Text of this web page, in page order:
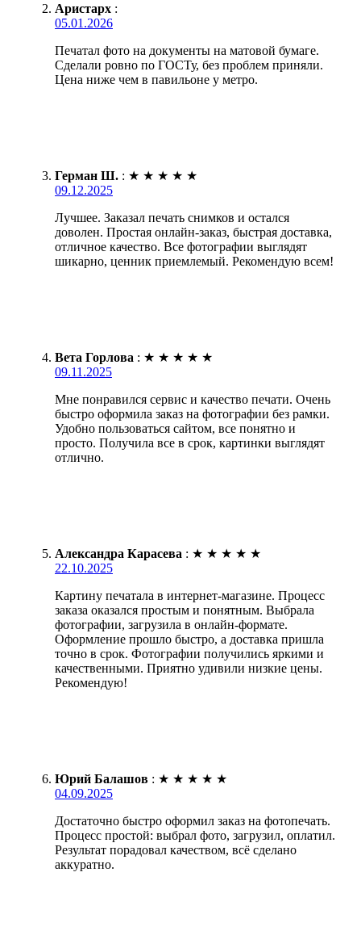
Аристарх :
05.01.2026
Печатал фото на документы на матовой бумаге.
Сделали ровно по ГОСТу, без проблем приняли.
Цена ниже чем в павильоне у метро.
Герман Ш. : ★ ★ ★ ★ ★
09.12.2025
Лучшее. Заказал печать снимков и остался
доволен. Простая онлайн-заказ, быстрая доставка,
отличное качество. Все фотографии выглядят
шикарно, ценник приемлемый. Рекомендую всем!
Вета Горлова : ★ ★ ★ ★ ★
09.11.2025
Мне понравился сервис и качество печати. Очень
быстро оформила заказ на фотографии без рамки.
Удобно пользоваться сайтом, все понятно и
просто. Получила все в срок, картинки выглядят
отлично.
Александра Карасева : ★ ★ ★ ★ ★
22.10.2025
Картину печатала в интернет-магазине. Процесс
заказа оказался простым и понятным. Выбрала
фотографии, загрузила в онлайн-формате.
Оформление прошло быстро, а доставка пришла
точно в срок. Фотографии получились яркими и
качественными. Приятно удивили низкие цены.
Рекомендую!
Юрий Балашов : ★ ★ ★ ★ ★
04.09.2025
Достаточно быстро оформил заказ на фотопечать.
Процесс простой: выбрал фото, загрузил, оплатил.
Результат порадовал качеством, всё сделано
аккуратно.